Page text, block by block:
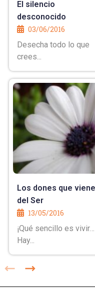
El silencio
desconocido
03/06/2016
Desecha todo lo que
crees...
Los dones que
del Ser
13/05/2016
¡Qué sencillo es
Hay...